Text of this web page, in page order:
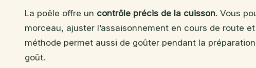
La poêle offre un contrôle précis de la cuisson. Vous
morceau, ajuster l’assaisonnement en cours de route
méthode permet aussi de goûter pendant la
goût.